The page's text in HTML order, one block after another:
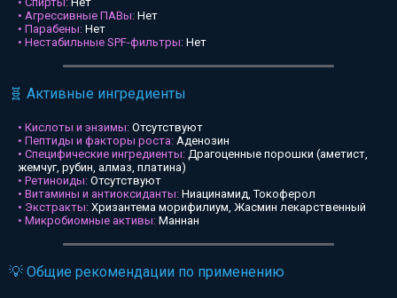
• Агрессивные ПАВы: Нет
• Парабены: Нет
• Нестабильные SPF-фильтры: Нет
🧬 Активные ингредиенты
• Кислоты и энзимы: Отсутствуют
• Пептиды и факторы роста: Аденозин
• Специфические ингредиенты: Драгоценные порошки (аметист,
жемчуг, рубин, алмаз, платина)
• Ретиноиды: Отсутствуют
• Витамины и антиоксиданты: Ниацинамид, Токоферол
• Экстракты: Хризантема морифилиум, Жасмин лекарственный
• Микробиомные активы: Маннан
💡 Общие рекомендации по применению